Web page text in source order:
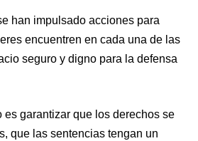
han impulsado acciones para
encuentren en cada una de las
seguro y digno para la defensa
es garantizar que los derechos se
que las sentencias tengan un